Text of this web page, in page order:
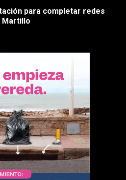
para completar redes
Martillo